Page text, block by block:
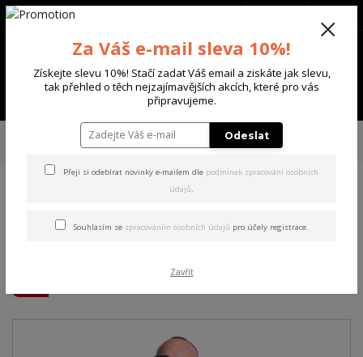
Menu
+420 702 136 620
MIKINY
Yakuza pánská mikina s kapucí Reignz Acid
Oversized Hoodie black XL
kapucí Reignz Acid Oversized
Za Váš e-mail sleva 10%!
Získejte slevu 10%! Stačí zadat Váš email a ziskáte jak slevu,
tak přehled o těch nejzajímavějších akcích, které pro vás
připravujeme.
Odeslat
Přeji si odebírat novinky e-mailem dle podmínek zpracování osobních
údajů.
Souhlasím se zpracováním osobních údajů pro účely registrace.
Zavřít